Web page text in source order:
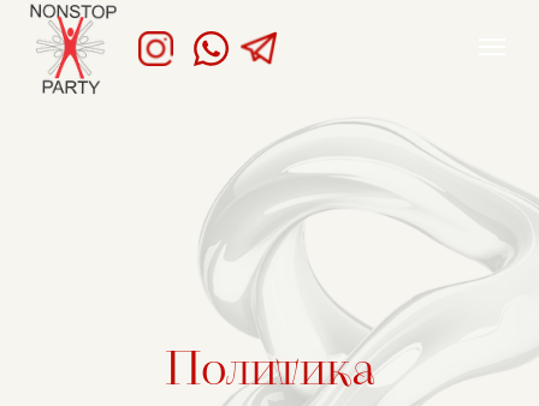
Политика
конфиденциальности